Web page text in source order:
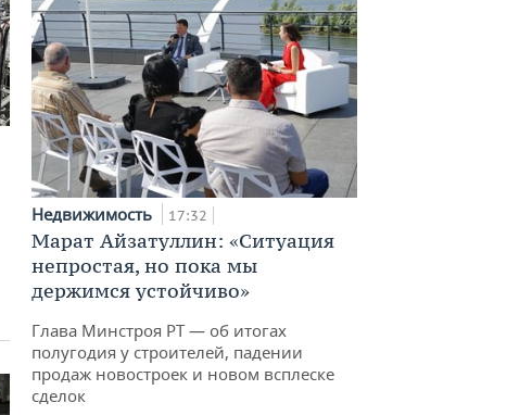
Недвижимость 17:32
Марат Айзатуллин: «Ситуация
непростая, но пока мы
держимся устойчиво»
Глава Минстроя РТ — об итогах
полугодия у строителей, падении
продаж новостроек и новом всплеске
сделок